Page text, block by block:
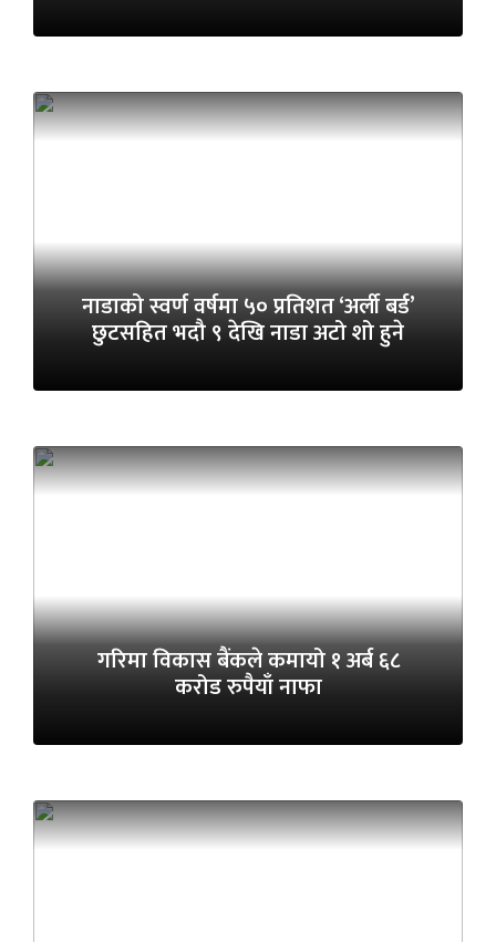
नाडाको स्वर्ण वर्षमा ५० प्रतिशत ‘अर्ली बर्ड’
छुटसहित भदौ ९ देखि नाडा अटो शो हुने
गरिमा विकास बैंकले कमायो १ अर्ब ६८
करोड रुपैयाँ नाफा